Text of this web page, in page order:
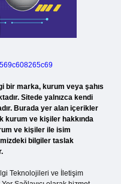
bir marka, kurum veya şahıs
Sitede yalnızca kendi
Burada yer alan içerikler
kurum ve kişiler hakkında
ve kişiler ile isim
bilgiler taslak
Teknolojileri ve İletişim